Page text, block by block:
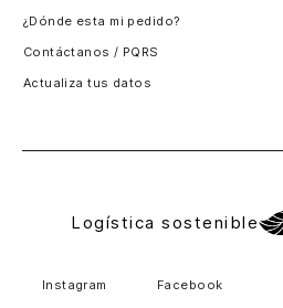
¿Dónde esta mi pedido?
Contáctanos / PQRS
Actualiza tus datos
Logística sostenible
Instagram Facebook